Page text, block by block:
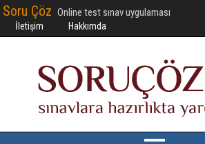
Soru Çöz Online test sınav uygulaması
İletişim Hakkımda